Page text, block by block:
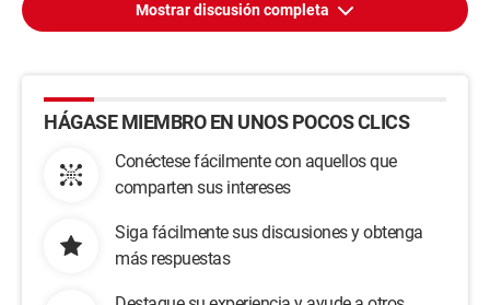
Mostrar discusión completa
HÁGASE MIEMBRO EN UNOS POCOS CLICS
Conéctese fácilmente con aquellos que
comparten sus intereses
Siga fácilmente sus discusiones y obtenga
más respuestas